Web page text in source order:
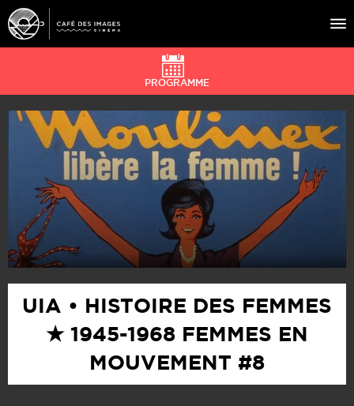
À L’AFFICHE
ÉVÉNEMENTS
CAFÉ DU CINÉ
PRATIQUE
ÉDUCATION AUX IMAGES
PROGRAMME
UIA • HISTOIRE DES FEMMES
★ 1945-1968 FEMMES EN
MOUVEMENT #8